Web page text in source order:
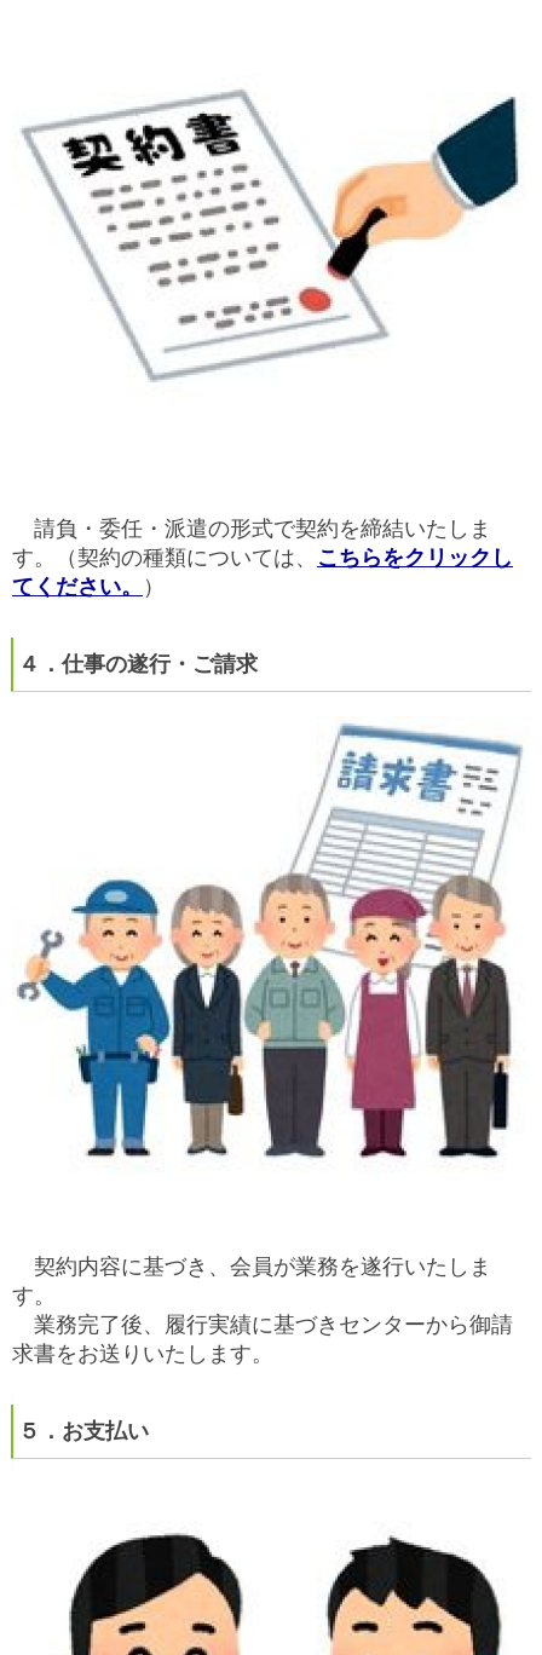
請負・委任・派遣の形式で契約を締結いたしま
す。（契約の種類については、 こちらをクリックし
てください。
）
４．仕事の遂行・ご請求
契約内容に基づき、会員が業務を遂行いたしま
す。
業務完了後、履行実績に基づきセンターから御請
求書をお送りいたします。
５．お支払い